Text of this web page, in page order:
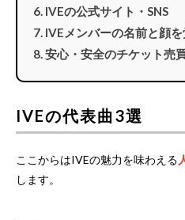
IVEの公式サイト・SNS
IVEメンバーの名前と顔を
安心・安全のチケット売
IVEの代表曲3選
ここからはIVEの魅力を味わえる
します。